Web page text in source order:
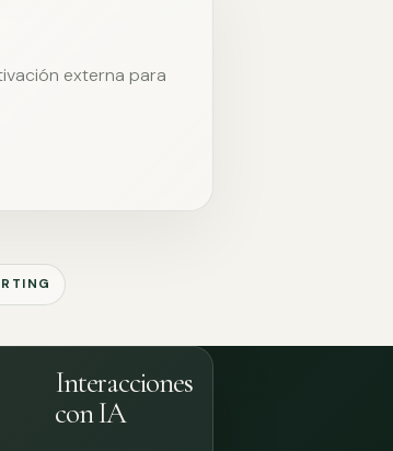
externa para
Interacciones
con IA